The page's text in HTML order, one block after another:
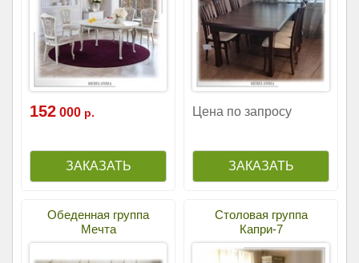
152 000 р. Цена по запросу
Обеденная группа
Мечта
Столовая группа
Капри-7